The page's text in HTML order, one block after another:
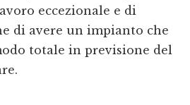
eccezionale e di
di avere un impianto che
totale in previsione del